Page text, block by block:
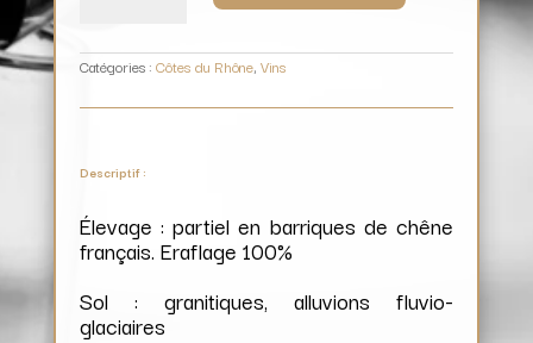
Cave
de
Tain
Catégories : Côtes du Rhône, Vins
Descriptif :
Élevage : partiel en barriques de chêne
français. Eraflage 100%
Sol : granitiques, alluvions fluvio-
glaciaires